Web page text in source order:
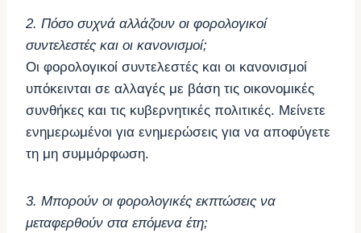
2. Πόσο συχνά αλλάζουν οι φορολογικοί
συντελεστές και οι κανονισμοί;
Οι φορολογικοί συντελεστές και οι κανονισμοί
υπόκεινται σε αλλαγές με βάση τις οικονομικές
συνθήκες και τις κυβερνητικές πολιτικές. Μείνετε
ενημερωμένοι για ενημερώσεις για να αποφύγετε
τη μη συμμόρφωση.
3. Μπορούν οι φορολογικές εκπτώσεις να
μεταφερθούν στα επόμενα έτη;